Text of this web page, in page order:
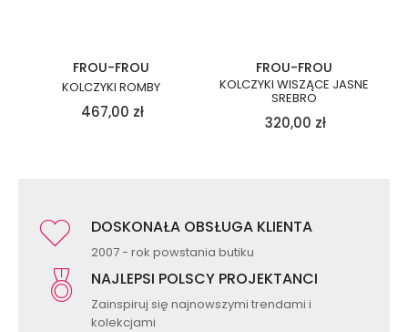
FROU-FROU
KOLCZYKI ROMBY
467,00 zł
FROU-FROU
KOLCZYKI WISZĄCE JASNE
SREBRO
320,00 zł
DOSKONAŁA OBSŁUGA KLIENTA
2007 - rok powstania butiku
NAJLEPSI POLSCY PROJEKTANCI
Zainspiruj się najnowszymi trendami i
kolekcjami